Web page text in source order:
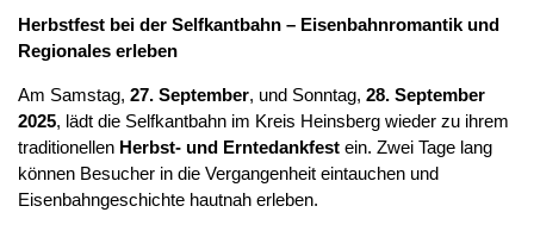
Herbstfest bei der Selfkantbahn – Eisenbahnromantik und
Regionales erleben
Am Samstag, 27. September, und Sonntag, 28. September
2025, lädt die Selfkantbahn im Kreis Heinsberg wieder zu ihrem
traditionellen Herbst- und Erntedankfest ein. Zwei Tage lang
können Besucher in die Vergangenheit eintauchen und
Eisenbahngeschichte hautnah erleben.